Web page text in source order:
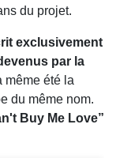
du projet.
exclusivement
par la
même été la
du même nom.
Buy Me Love”